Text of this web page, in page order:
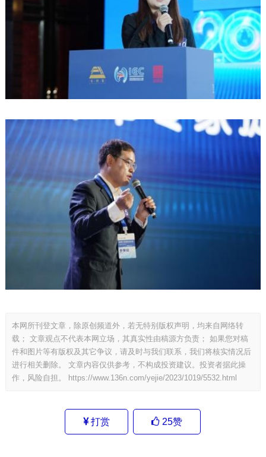
本网所刊登文章，除原创频道外，若无特别版权声明，均来自网络转
载； 文章观点不代表本网立场，其真实性由稿源方负责； 如果您对稿
件和图片等有版权及其它争议，请及时与我们联系，我们将核实情况后
进行相关删除。 文章内容仅供参考，不构成投资建议。投资者据此操
作，风险自担。
https://www.136n.com/yejie/2023/1019/5532.html
打赏 25赞